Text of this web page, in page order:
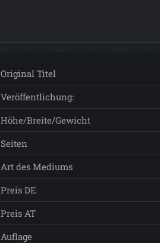
Original Titel
Veröffentlichung:
Höhe/Breite/Gewicht
Seiten
Art des Mediums
Preis DE
Preis AT
Auflage